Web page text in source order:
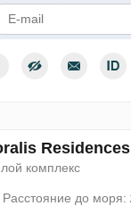
комплекс
Расстояние до моря: